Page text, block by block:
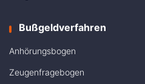
Bußgeldverfahren
Anhörungsbogen
Zeugenfragebogen